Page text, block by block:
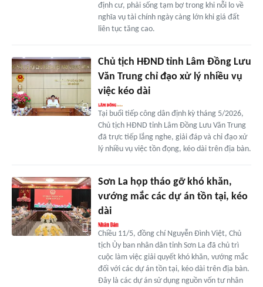
định cư, phải sống tạm bợ trong khi nỗi lo về
nghĩa vụ tài chính ngày càng lớn khi giá đất
liên tục tăng cao.
Chủ tịch HĐND tỉnh Lâm Đồng Lưu
Văn Trung chỉ đạo xử lý nhiều vụ
việc kéo dài
Tại buổi tiếp công dân định kỳ tháng 5/2026,
Chủ tịch HĐND tỉnh Lâm Đồng Lưu Văn Trung
đã trực tiếp lắng nghe, giải đáp và chỉ đạo xử
lý nhiều vụ việc tồn đọng, kéo dài trên địa bàn.
Sơn La họp tháo gỡ khó khăn,
vướng mắc các dự án tồn tại, kéo
dài
Chiều 11/5, đồng chí Nguyễn Đình Việt, Chủ
tịch Ủy ban nhân dân tỉnh Sơn La đã chủ trì
cuộc làm việc giải quyết khó khăn, vướng mắc
đối với các dự án tồn tại, kéo dài trên địa bàn.
Đây là các dự án sử dụng nguồn vốn tư nhân